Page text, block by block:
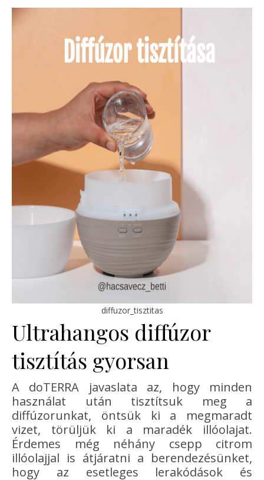
diffuzor_tisztitas
Ultrahangos diffúzor
tisztítás gyorsan
A doTERRA javaslata az, hogy minden
használat után tisztítsuk meg a
diffúzorunkat, öntsük ki a megmaradt
vizet, törüljük ki a maradék illóolajat.
Érdemes még néhány csepp citrom
illóolajjal is átjáratni a berendezésünket,
hogy az esetleges lerakódások és